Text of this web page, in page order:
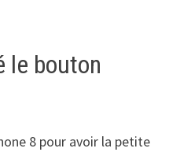
le bouton
8 pour avoir la petite